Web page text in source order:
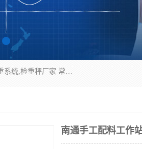
企业环保门禁电子台账系统，称重模块，配料称重系统,称重模块厂家,地磅称重系统,检重秤厂家 常州华青自动化主营：称重模块、无人值守称重系统、配料称重系统、地磅称重系统、检重秤、托利多称重模块等产品。各种称重软件，移动源环保门禁电子台账系统软件。 常州华青自动化系统有限公司7*24的电话支持服务、项目现场开发服务、新功能定制研发服务，产品培训、远程维护，现场安装调试工程等。
南通手工配料工作